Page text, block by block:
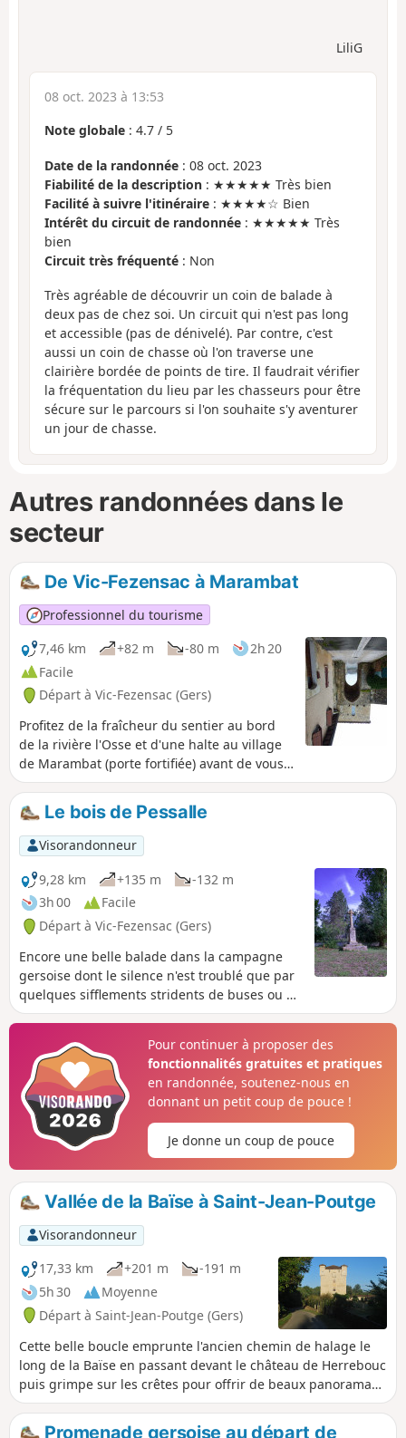
LiliG
08 oct. 2023 à 13:53
Note globale : 4.7 / 5
Date de la randonnée : 08 oct. 2023
Fiabilité de la description : ★★★★★ Très bien
Facilité à suivre l'itinéraire : ★★★★☆ Bien
Intérêt du circuit de randonnée : ★★★★★ Très
bien
Circuit très fréquenté : Non
Très agréable de découvrir un coin de balade à
deux pas de chez soi. Un circuit qui n'est pas long
et accessible (pas de dénivelé). Par contre, c'est
aussi un coin de chasse où l'on traverse une
clairière bordée de points de tire. Il faudrait vérifier
la fréquentation du lieu par les chasseurs pour être
sécure sur le parcours si l'on souhaite s'y aventurer
un jour de chasse.
Autres randonnées dans le
secteur
De Vic-Fezensac à Marambat
Professionnel du tourisme
7,46 km
+82 m -80 m
2h 20
Facile
Départ à Vic-Fezensac (Gers)
Profitez de la fraîcheur du sentier au bord
de la rivière l'Osse et d'une halte au village
de Marambat (porte fortifiée) avant de vous
lancer dans l'effort des montées, vous serez
ensuite récompensés par de larges et
magnifiques points de vue.
Le bois de Pessalle
Visorandonneur
9,28 km
+135 m
-132 m
3h 00
Facile
Départ à Vic-Fezensac (Gers)
Encore une belle balade dans la campagne
gersoise dont le silence n'est troublé que par
quelques sifflements stridents de buses ou de
milans et les croassements des corbeaux dans
tournesols en avant-plan, les Pyrénées au
loin, et une multitudes de vallons et de
collines qu'il faut franchir pour mériter ces
vues. Le bois de Pessalle n'est qu'une partie
de cette randonnée mais quelle partie...
Pour continuer à proposer des
fonctionnalités gratuites et pratiques
en randonnée, soutenez-nous en
donnant un petit coup de pouce !
Je donne un coup de pouce
Vallée de la Baïse à Saint-Jean-Poutge
Visorandonneur
17,33 km
+201 m
-191 m
5h 30
Moyenne
Départ à Saint-Jean-Poutge (Gers)
Cette belle boucle emprunte l'ancien chemin de halage le
long de la Baïse en passant devant le château de Herrebouc
puis grimpe sur les crêtes pour offrir de beaux panoramas
sur la campagne gersoise. Une randonnée suffisamment
diversifiée pour être très agréable.
Promenade gersoise au départ de